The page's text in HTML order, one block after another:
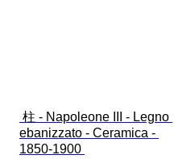
ebanizzato - Ceramica -
1850-1900